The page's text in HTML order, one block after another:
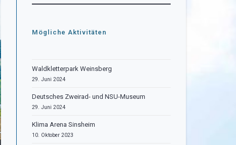
Mögliche Aktivitäten
Waldkletterpark Weinsberg
29. Juni 2024
Deutsches Zweirad- und NSU-Museum
29. Juni 2024
Klima Arena Sinsheim
10. Oktober 2023